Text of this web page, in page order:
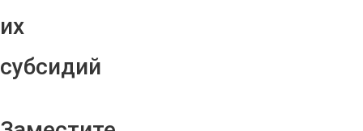
их
субсидий